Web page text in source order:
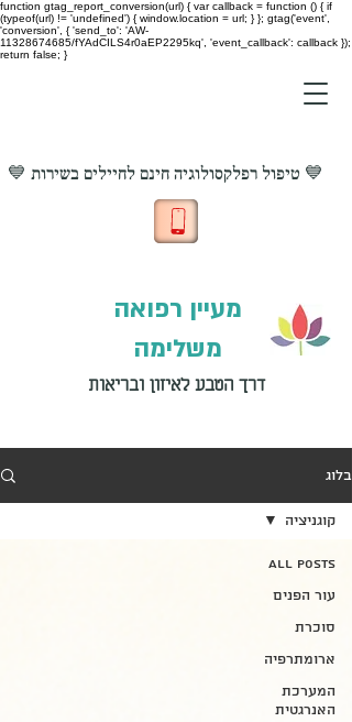
function gtag_report_conversion(url) { var callback = function () { if
(typeof(url) != 'undefined') { window.location = url; } }; gtag('event',
'conversion', { 'send_to': 'AW-
11328674685/fYAdCILS4r0aEP2295kq', 'event_callback': callback });
return false; }
💙 טיפול רפלקסולוגיה חינם לחיילים בשירות 💙
מעיין רפואה
משלימה
דרך הטבע לאיזון ובריאות
בלוג
All Posts
עור הפנים
סוכרת
ארומתרפיה
המערכת
האנרגטית
קוגניציה